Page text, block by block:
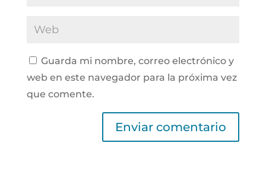
Guarda mi nombre, correo electrónico y
web en este navegador para la próxima vez
que comente.